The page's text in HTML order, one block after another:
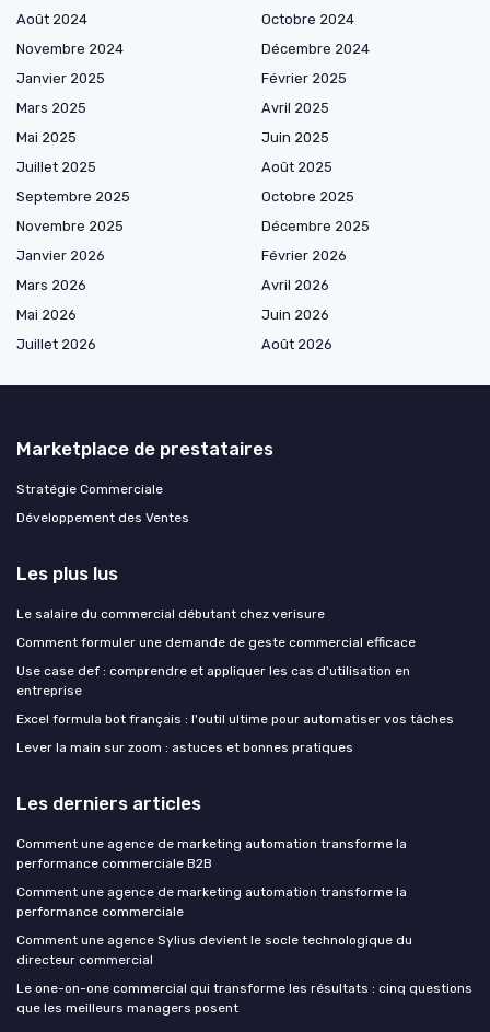
Août 2024
Octobre 2024
Novembre 2024
Décembre 2024
Janvier 2025
Février 2025
Mars 2025
Avril 2025
Mai 2025
Juin 2025
Juillet 2025
Août 2025
Septembre 2025
Octobre 2025
Novembre 2025
Décembre 2025
Janvier 2026
Février 2026
Mars 2026
Avril 2026
Mai 2026
Juin 2026
Juillet 2026
Août 2026
Marketplace de prestataires
Stratégie Commerciale
Développement des Ventes
Les plus lus
Le salaire du commercial débutant chez verisure
Comment formuler une demande de geste commercial efficace
Use case def : comprendre et appliquer les cas d'utilisation en
entreprise
Excel formula bot français : l'outil ultime pour automatiser vos tâches
Lever la main sur zoom : astuces et bonnes pratiques
Les derniers articles
Comment une agence de marketing automation transforme la
performance commerciale B2B
Comment une agence de marketing automation transforme la
performance commerciale
Comment une agence Sylius devient le socle technologique du
directeur commercial
Le one-on-one commercial qui transforme les résultats : cinq questions
que les meilleurs managers posent